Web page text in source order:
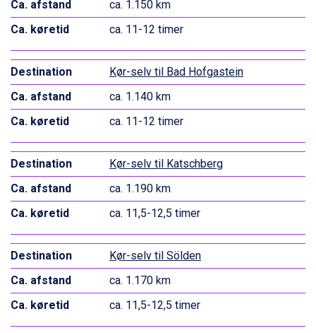
Passo Tonale fra DKK 3.795
Saalbach fra DKK 5.945
Sölden fra DKK 8.445
Bad Hofgastein fra DKK 5.495
Champoluc fra DKK 3.795
Sestriere fra DKK 4.395
Fieberbrunn fra DKK 6.145
Wagrain fra DKK 4.645
Ischgl fra DKK 7.095
St. Anton fra DKK 7.245
Zell am See fra DKK 4.095
Livigno fra DKK 4.145
Canazei fra DKK 4.745
Ponte di Legno fra DKK 4.745
Bad Gastein fra DKK 4.195
Alleghe fra DKK 5.595
Sauze dOulx fra DKK 4.045
Arabba fra DKK 7.045
La Thuile fra DKK 4.595
Val Thorens fra DKK 5.395
Cervinia fra DKK 5.295
ca. 1.150 km
ca. 11-12 timer
Kør-selv til Bad Hofgastein
ca. 1.140 km
ca. 11-12 timer
Kør-selv til Katschberg
ca. 1.190 km
ca. 11,5-12,5 timer
Kør-selv til Sölden
ca. 1.170 km
ca. 11,5-12,5 timer